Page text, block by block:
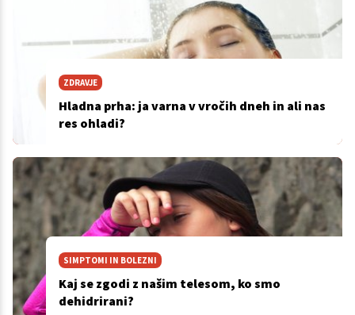
ZDRAVJE
Hladna prha: ja varna v vročih dneh in ali nas
res ohladi?
SIMPTOMI IN BOLEZNI
Kaj se zgodi z našim telesom, ko smo
dehidrirani?